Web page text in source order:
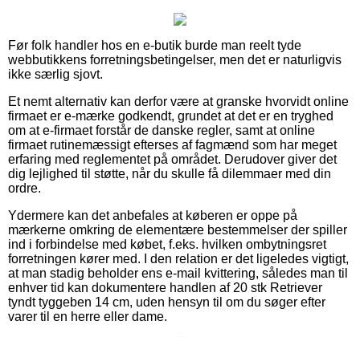
Før folk handler hos en e-butik burde man reelt tyde
webbutikkens forretningsbetingelser, men det er naturligvis
ikke særlig sjovt.
Et nemt alternativ kan derfor være at granske hvorvidt online
firmaet er e-mærke godkendt, grundet at det er en tryghed
om at e-firmaet forstår de danske regler, samt at online
firmaet rutinemæssigt efterses af fagmænd som har meget
erfaring med reglementet på området. Derudover giver det
dig lejlighed til støtte, når du skulle få dilemmaer med din
ordre.
Ydermere kan det anbefales at køberen er oppe på
mærkerne omkring de elementære bestemmelser der spiller
ind i forbindelse med købet, f.eks. hvilken ombytningsret
forretningen kører med. I den relation er det ligeledes vigtigt,
at man stadig beholder ens e-mail kvittering, således man til
enhver tid kan dokumentere handlen af 20 stk Retriever
tyndt tyggeben 14 cm, uden hensyn til om du søger efter
varer til en herre eller dame.